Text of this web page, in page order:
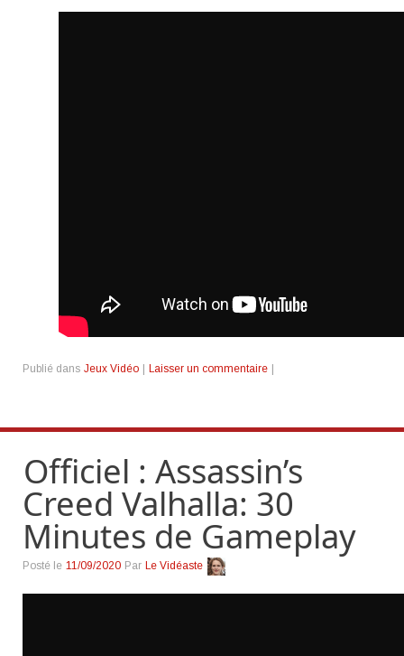
Publié dans Jeux Vidéo Laisser un commentaire
Officiel : Assassin’s
Creed Valhalla: 30
Minutes de Gameplay
Posté le 11/09/2020 Par Le Vidéaste